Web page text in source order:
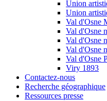
Union
Union
Val d'Osne
Val d'Osne
Val d'Osne
Val d'Osne
Val d'Osne
Viry 1893
Contactez-nous
Recherche géographique
Ressources presse